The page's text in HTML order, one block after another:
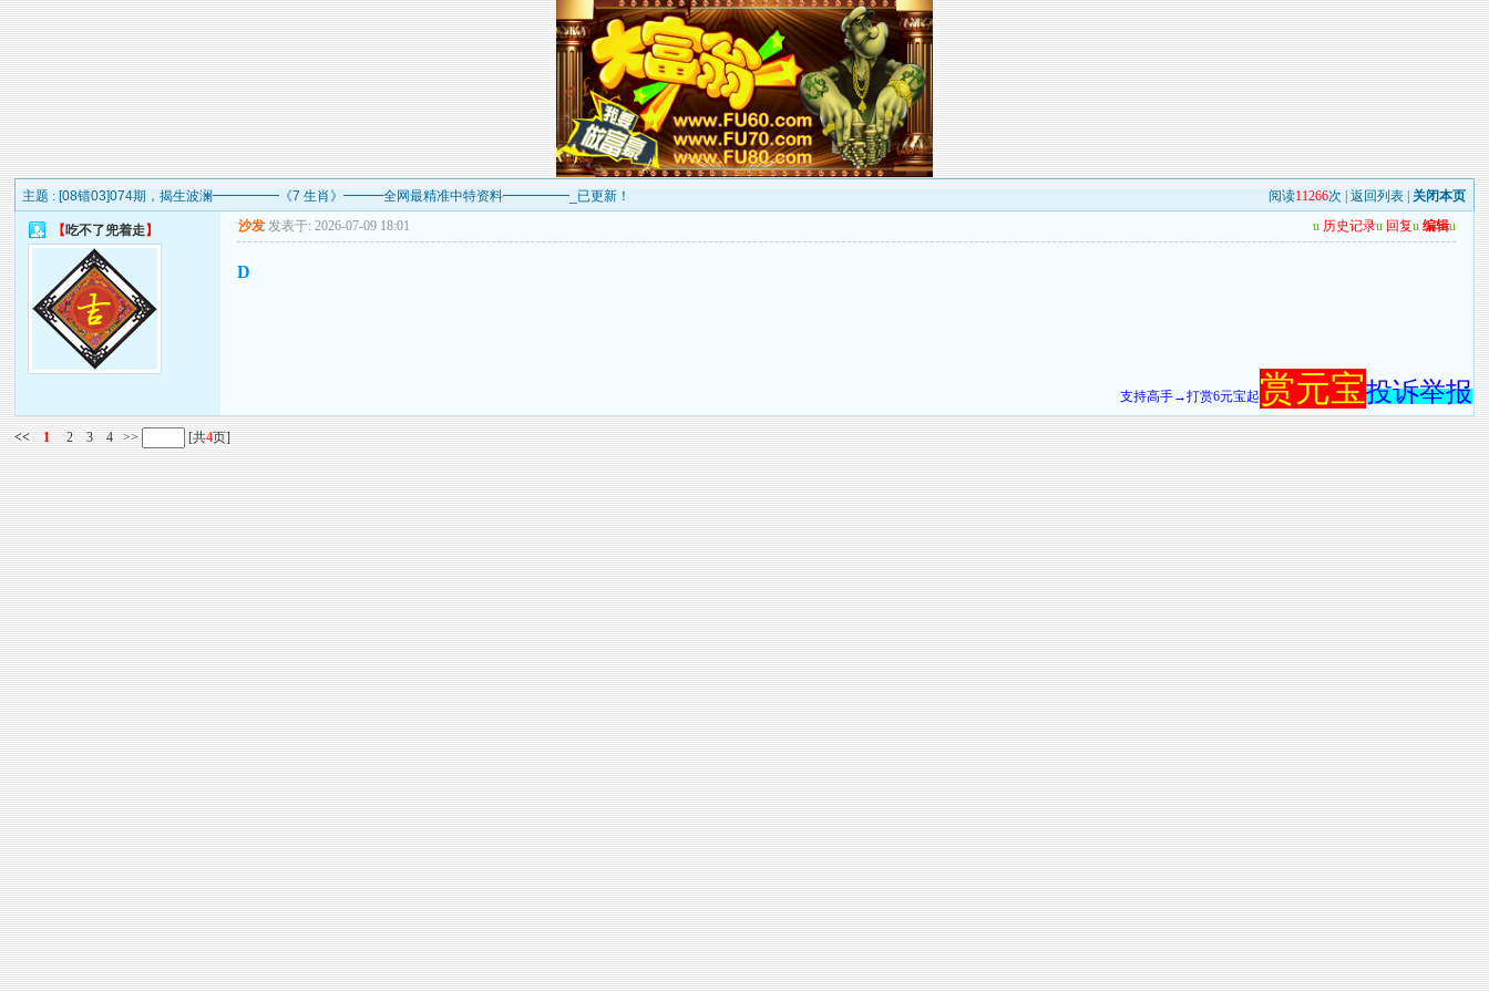
主题 : [08错03]074期，揭生波澜━━━━━《7 生肖》━━━全网最精准中特资料━━━━━_已更新！ 阅读11266次 |返回列表 关闭本页
【吃不了兜着走】 沙发 发表于: 2026-07-09 18:01 u 历史记录u 回复u 编辑u
D
支持高手→打赏6元宝起赏元宝投诉举报
<< 1 2 3 4 >> [共4页]